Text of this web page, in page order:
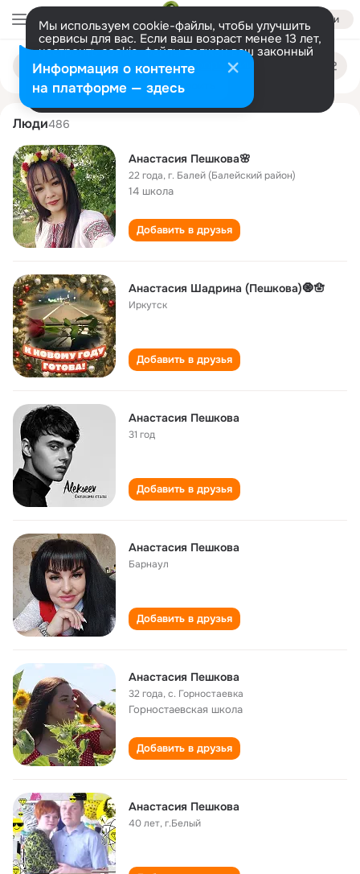
Войти
Мы используем cookie-файлы, чтобы улучшить
сервисы для вас. Если ваш возраст менее 13 лет,
настроить cookie-файлы должен ваш законный
представитель. Больше информации
Разрешить все Настроить
Поиск
людям
anastasiya peshkova
Люди486
Анастасия Пешкова🌸
22 года,г. Балей (Балейский район)
14 школа
Добавить в друзья
Анастасия Шадрина (Пешкова)🧿🪬
Иркутск
Добавить в друзья
Анастасия Пешкова
31 год
Добавить в друзья
Анастасия Пешкова
Барнаул
Добавить в друзья
Анастасия Пешкова
32 года,с. Горностаевка
Горностаевская школа
Добавить в друзья
Анастасия Пешкова
40 лет,г.Белый
Информация о контенте
на платформе — здесь